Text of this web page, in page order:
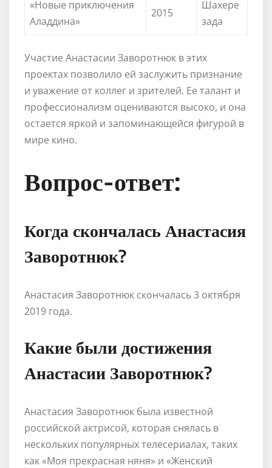
«Новые приключения
Аладдина»
2015
Шахере
зада
Участие Анастасии Заворотнюк в этих
проектах позволило ей заслужить признание
и уважение от коллег и зрителей. Ее талант и
профессионализм оцениваются высоко, и она
остается яркой и запоминающейся фигурой в
мире кино.
Вопрос-ответ:
Когда скончалась Анастасия
Заворотнюк?
Анастасия Заворотнюк скончалась 3 октября
2019 года.
Какие были достижения
Анастасии Заворотнюк?
Анастасия Заворотнюк была известной
российской актрисой, которая снялась в
нескольких популярных телесериалах, таких
как «Моя прекрасная няня» и «Женский